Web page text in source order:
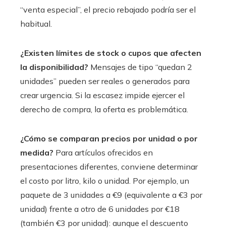
“venta especial”, el precio rebajado podría ser el
habitual.
¿Existen límites de stock o cupos que afecten
la disponibilidad? Mensajes de tipo “quedan 2
unidades” pueden ser reales o generados para
crear urgencia. Si la escasez impide ejercer el
derecho de compra, la oferta es problemática.
¿Cómo se comparan precios por unidad o por
medida? Para artículos ofrecidos en
presentaciones diferentes, conviene determinar
el costo por litro, kilo o unidad. Por ejemplo, un
paquete de 3 unidades a €9 (equivalente a €3 por
unidad) frente a otro de 6 unidades por €18
(también €3 por unidad): aunque el descuento